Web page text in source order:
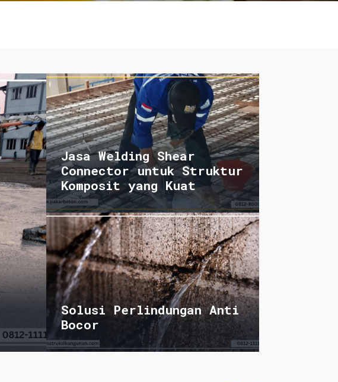
Jasa Welding Shear
Connector untuk Struktur
Komposit yang Kuat
Solusi Perlindungan Anti
Bocor